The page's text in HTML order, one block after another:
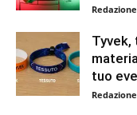
Tyvek,
tuo